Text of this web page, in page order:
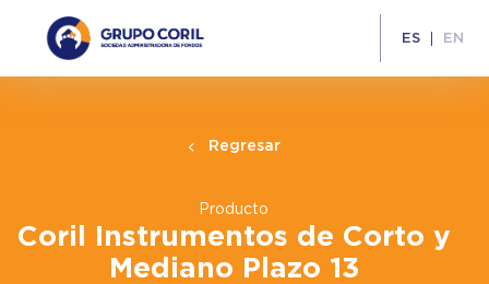
ES EN
Regresar
Producto
Coril Instrumentos de Corto y
Mediano Plazo 13